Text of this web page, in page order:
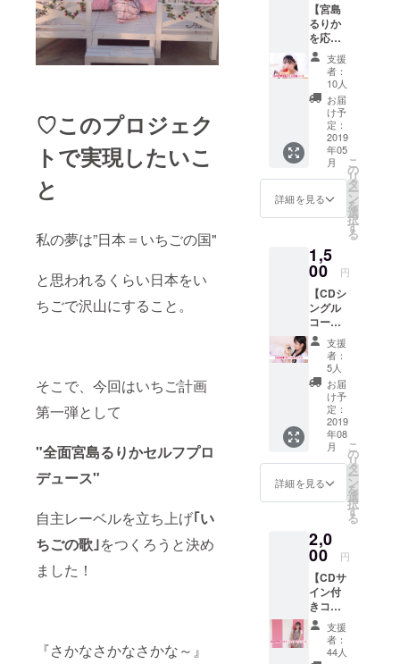
♡このプロジェク
トで実現したいこ
と
私の夢は”日本＝いちごの国"
と思われるくらい日本をい
ちごで沢山にすること。
そこで、今回はいちご計画
第一弾として
"全面宮島るりかセルフプロ
デュース"
自主レーベルを立ち上げ｢い
ちごの歌｣をつくろうと決め
ました！
『さかなさかなさかな～』
【宮島
るりか
を応援
コー
ス】 お
礼の
メッ
セージ
をメー
ルにて
お送り
いたし
ます！
支援
者：
10人
お届
け予
定：
2019
年05
月
詳細を見る
こ
の
リ
タ
ー
ン
を
選
択
す
る
1,5
00 円
【CDシ
ングル
コー
ス】 完
成した
CDをお
送りし
ます！
⚠︎ご配
送料金
は着払
いとな
りま
す。
支援
者：
5人
お届
け予
定：
2019
年08
月
詳細を見る
こ
の
リ
タ
ー
ン
を
選
択
す
る
2,0
00 円
【CDサ
イン付
きコー
ス】 完
成した
CDにサ
支援
者：
44人